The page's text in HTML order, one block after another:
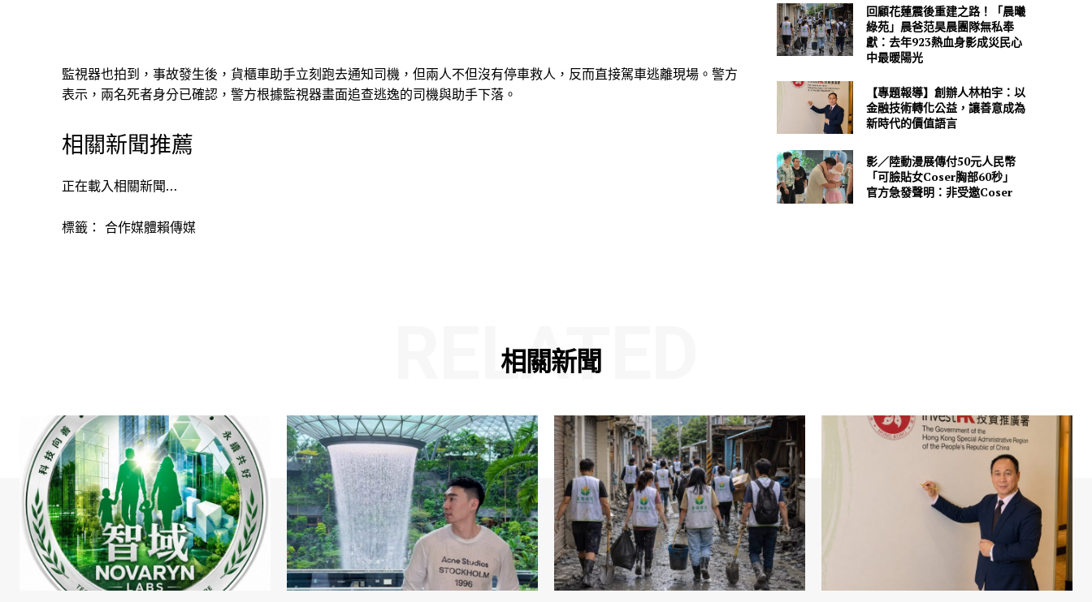
監視器也拍到，事故發生後，貨櫃車助手立刻跑去通知司機，但兩人不但沒有停車救人，反而直接駕車逃離現場。警方
表示，兩名死者身分已確認，警方根據監視器畫面追查逃逸的司機與助手下落。
相關新聞推薦
正在載入相關新聞…
標籤： 合作媒體賴傳媒
回顧花蓮震後重建之路！「晨曦
綠苑」晨爸范昊晨團隊無私奉
獻：去年923熱血身影成災民心
中最暖陽光
【專題報導】創辦人林柏宇：以
金融技術轉化公益，讓善意成為
新時代的價值語言
影／陸動漫展傳付50元人民幣
「可臉貼女Coser胸部60秒」
官方急發聲明：非受邀Coser
相關新聞
RELATED